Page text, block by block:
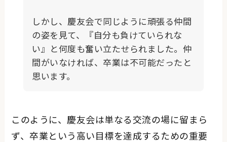
しかし、慶友会で同じように頑張る仲間
の姿を見て、『自分も負けていられな
い』と何度も奮い立たせられました。仲
間がいなければ、卒業は不可能だったと
思います。
このように、慶友会は単なる交流の場に留まら
ず、卒業という高い目標を達成するための重要